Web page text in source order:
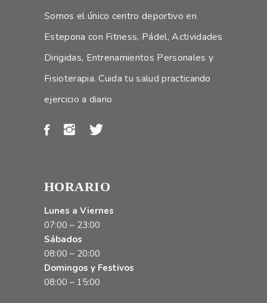
Somos el único centro deportivo en
Estepona con Fitness, Pádel, Actividades
Dirigidas, Entrenamientos Personales y
Fisioterapia. Cuida tu salud practicando
ejercicio a diario
HORARIO
Lunes a Viernes
07:00 – 23:00
Sábados
08:00 – 20:00
Domingos y Festivos
08:00 – 15:00